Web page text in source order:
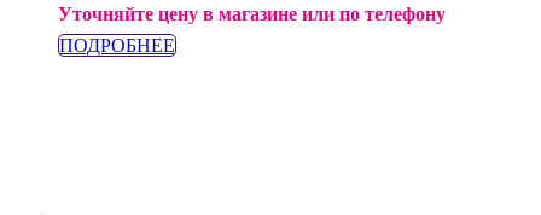
Уточняйте цену в магазине или по телефону
ПОДРОБНЕЕ